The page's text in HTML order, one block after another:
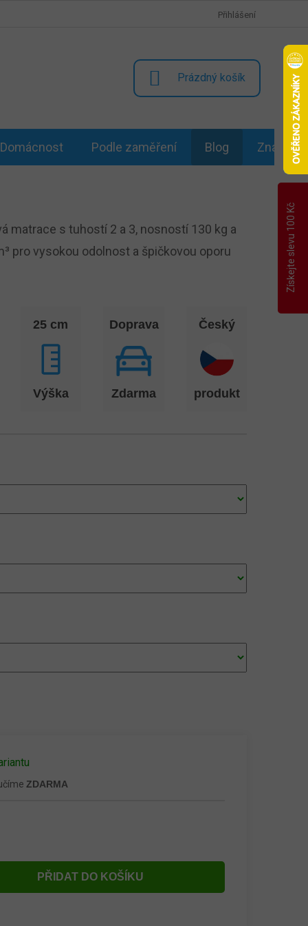
Přihlášení
NÁKUPNÍ
KOŠÍK
Prázdný košík
Domácnost Podle zaměření Blog Značky
ZDARMA
PŘIDAT DO KOŠÍKU
matrace s tuhostí 2 a 3, nosností 130 kg a
pro vysokou odolnost a špičkovou oporu
25 cm
Výška
Doprava
Zdarma
Český
produkt
Získejte slevu 100 Kč